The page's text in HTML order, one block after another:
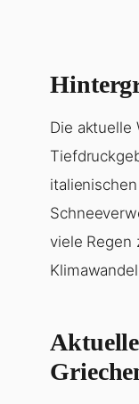
Die aktuelle
viele Regen